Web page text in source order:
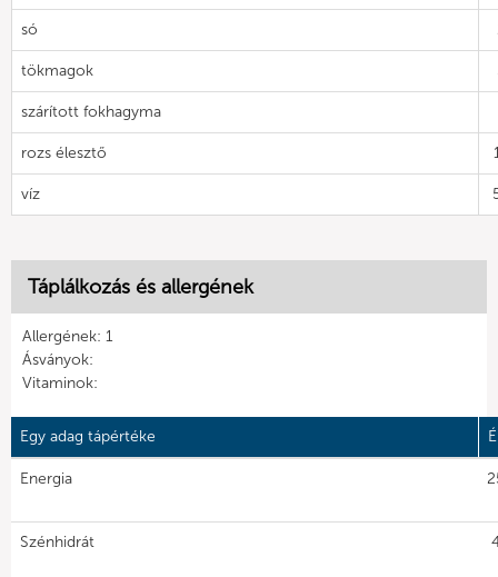
só
tökmagok
szárított fokhagyma
rozs élesztő
víz
Táplálkozás és allergének
Allergének: 1
Ásványok:
Vitaminok:
Egy adag tápértéke
Energia
Szénhidrát